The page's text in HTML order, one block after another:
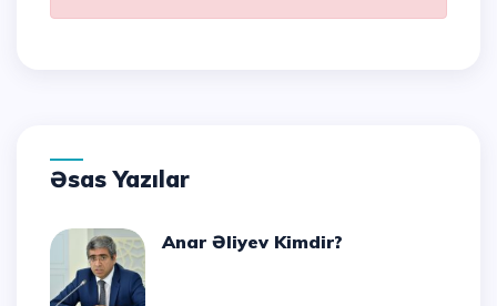
Əsas Yazılar
Anar Əliyev Kimdir?